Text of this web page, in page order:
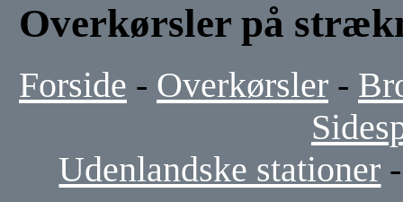
Overkørsler på
Forside - Overkørsler -
Udenlandske stationer